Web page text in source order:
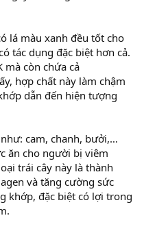
lá màu xanh đều tốt cho
tác dụng đặc biệt hơn cả.
mà còn chứa cả
hợp chất này làm chậm
dẫn đến hiện tượng
cam, chanh, bưởi,…
ăn cho người bị viêm
trái cây này là thành
và tăng cường sức
khớp, đặc biệt có lợi trong